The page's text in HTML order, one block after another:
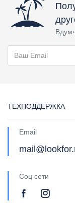
ТЕХПОДДЕРЖКА
Email
Соц сети